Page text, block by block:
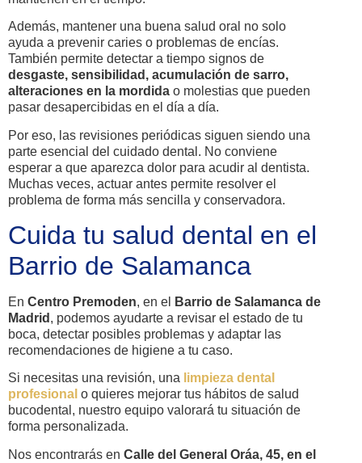
Además, mantener una buena salud oral no solo
ayuda a prevenir caries o problemas de encías.
También permite detectar a tiempo signos de
desgaste, sensibilidad, acumulación de sarro,
alteraciones en la mordida o molestias que pueden
pasar desapercibidas en el día a día.
Por eso, las revisiones periódicas siguen siendo una
parte esencial del cuidado dental. No conviene
esperar a que aparezca dolor para acudir al dentista.
Muchas veces, actuar antes permite resolver el
problema de forma más sencilla y conservadora.
Cuida tu salud dental en el
Barrio de Salamanca
En Centro Premoden, en el
Barrio de Salamanca de
Madrid , podemos ayudarte a revisar el estado de tu
boca, detectar posibles problemas y adaptar las
recomendaciones de higiene a tu caso.
Si necesitas una revisión, una limpieza dental
profesional o quieres mejorar tus hábitos de salud
bucodental, nuestro equipo valorará tu situación de
forma personalizada.
Nos encontrarás en Calle del General Oráa, 45, en el